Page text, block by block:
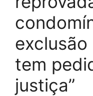
tem
justiça”